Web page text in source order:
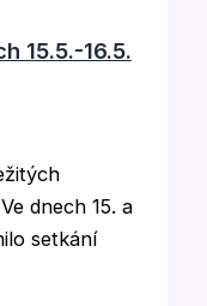
15.5.-16.5.
dnech 15. a
setkání